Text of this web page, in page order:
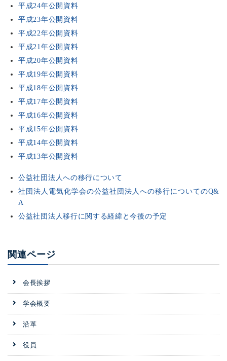
平成24年公開資料
平成23年公開資料
平成22年公開資料
平成21年公開資料
平成20年公開資料
平成19年公開資料
平成18年公開資料
平成17年公開資料
平成16年公開資料
平成15年公開資料
平成14年公開資料
平成13年公開資料
公益社団法人への移行について
社団法人電気化学会の公益社団法人への移行についてのQ&
A
公益社団法人移行に関する経緯と今後の予定
関連ページ
会長挨拶
学会概要
沿革
役員